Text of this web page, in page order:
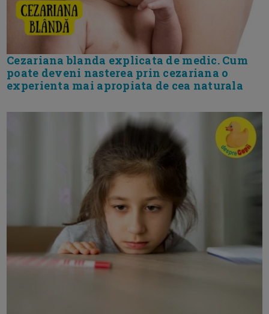
Cezariana blanda explicata de medic. Cum
poate deveni nasterea prin cezariana o
experienta mai apropiata de cea naturala